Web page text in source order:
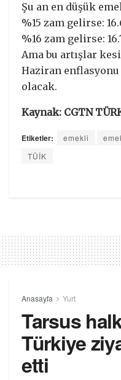
Şu an en düşük
%15 zam gelirse:
%16 zam gelirse:
Ama bu artışlar
Haziran
olacak.
Kaynak: CGTN
Etiketler: emekli
TÜİK
Anasayfa Yurt
Tarsus
Türkiye
etti